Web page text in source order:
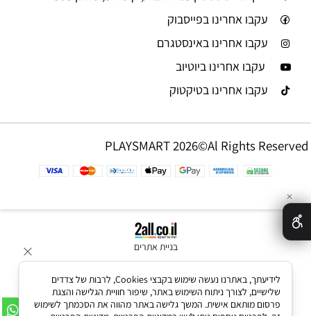
עקבו אחרינו בפייסבוק
עקבו אחרינו באינסטגרם
עקבו אחרינו ביוטיוב
עקבו אחרינו בטיקטוק
PLAYSMART 2026©Al Rights Reserved
בניית אתרים
✕
לידיעתך, באתרנו נעשה שימוש בקבצי Cookies, לרבות של צדדים
שלישיים, לצורך ניתוח השימוש באתר, שיפור חוויית הגלישה והצגת
פרסום מותאם אישית. המשך גלישה באתר מהווה את הסכמתך לשימוש